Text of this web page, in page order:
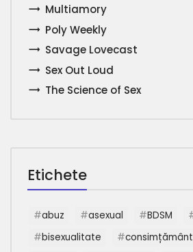
Multiamory
Poly Weekly
Savage Lovecast
Sex Out Loud
The Science of Sex
Etichete
abuz asexual BDSM
bisexualitate
consimțământ